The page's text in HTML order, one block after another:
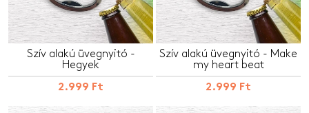
Szív alakú üvegnyitó -
Hegyek
2.999 Ft
Szív alakú üvegnyitó - Make
my heart beat
2.999 Ft